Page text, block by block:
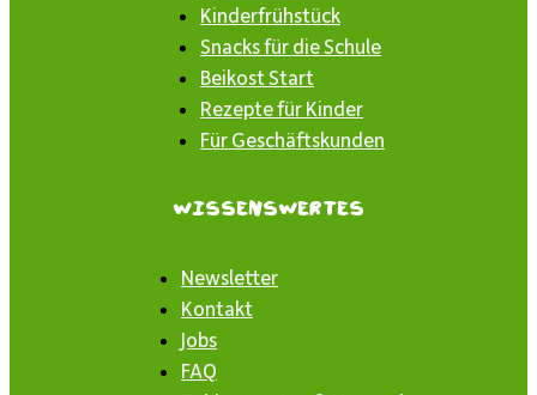
Kinderfrühstück
Snacks für die Schule
Beikost Start
Rezepte für Kinder
Für Geschäftskunden
Wissenswertes
Newsletter
Kontakt
Jobs
FAQ